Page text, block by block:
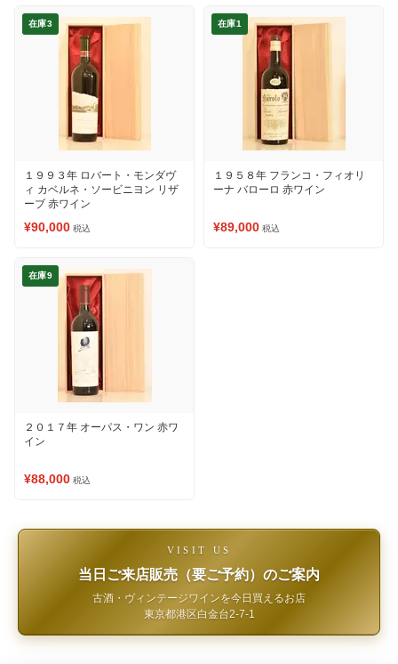
在庫3
１９９３年 ロバート・モンダヴ
ィ カベルネ・ソービニヨン リザ
ーブ 赤ワイン
¥90,000 税込
在庫1
１９５８年 フランコ・フィオリ
ーナ バローロ 赤ワイン
¥89,000 税込
在庫9
２０１７年 オーパス・ワン 赤ワ
イン
¥88,000 税込
VISIT US
当日ご来店販売（要ご予約）のご案内
古酒・ヴィンテージワインを今日買えるお店
東京都港区白金台2-7-1